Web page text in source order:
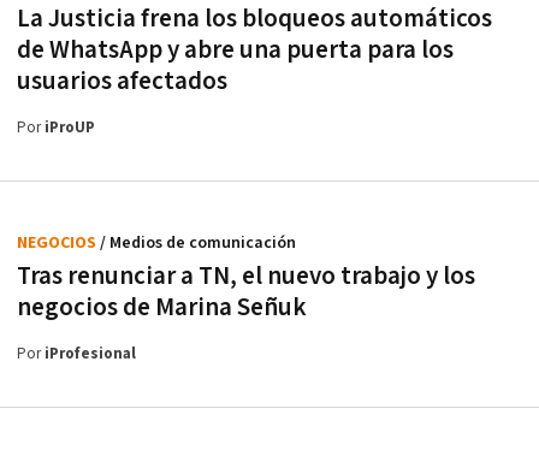
La Justicia frena los bloqueos automáticos
de WhatsApp y abre una puerta para los
usuarios afectados
PoriProUP
Tras renunciar a TN, el nuevo trabajo y los
negocios de Marina Señuk
NEGOCIOS / Medios de comunicación
PoriProfesional